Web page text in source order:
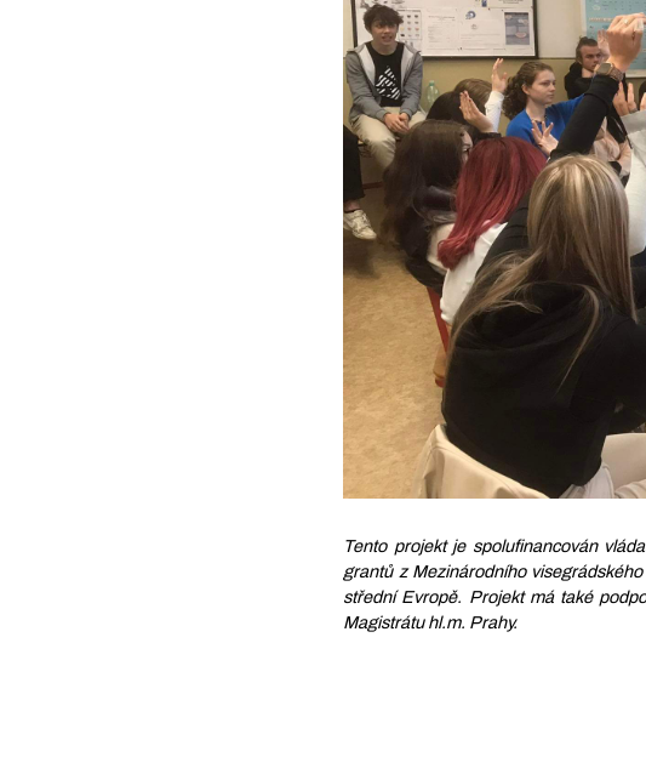
Tento projekt je spolufinancován
grantů z Mezinárodního
střední Evropě. Projekt má také
Magistrátu hl.m. Prahy.